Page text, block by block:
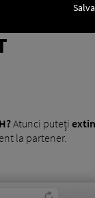
Atunci puteți
la partener.
Salva